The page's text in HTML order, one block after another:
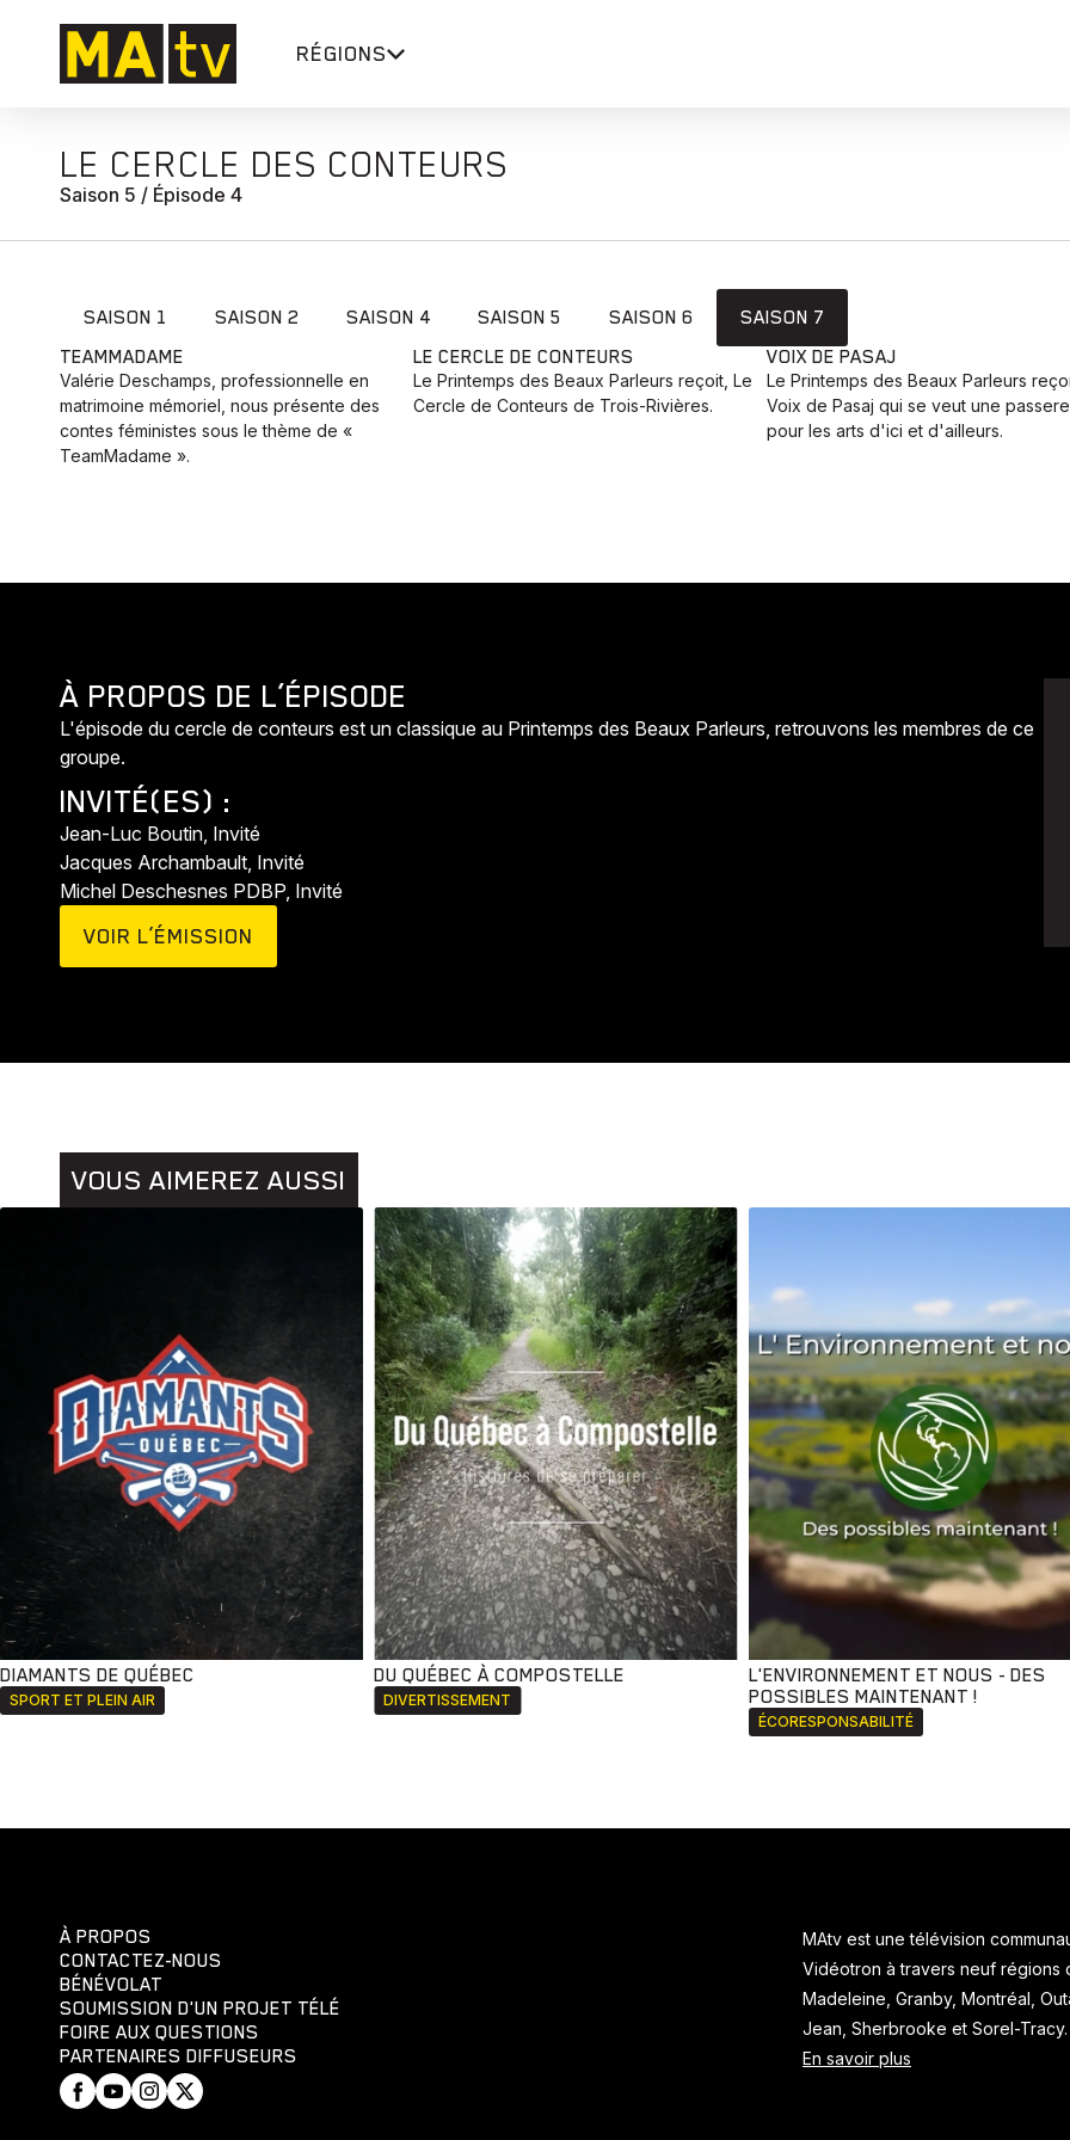
RÉGIONS
Histoires Pêche Santé Sport
LE CERCLE DES CONTEURS
Saison 5 / Épisode 4
SAISON 1 SAISON 2 SAISON 4 SAISON 5 SAISON 6
SAISON 7
TEAMMADAME
Valérie Deschamps, professionnelle en
matrimoine mémoriel, nous présente des
contes féministes sous le thème de «
TeamMadame ».
LE CERCLE DE CONTEURS
Le Printemps des Beaux Parleurs reçoit, Le
Cercle de Conteurs de Trois-Rivières.
VOIX DE PASAJ
Le Printemps des Beaux Parleurs
Voix de Pasaj qui se veut une
pour les arts d'ici et d'ailleurs.
À PROPOS DE L’ÉPISODE
L'épisode du cercle de conteurs est un classique au Printemps des Beaux Parleurs, retrouvons les membres de ce
groupe.
INVITÉ(ES) :
Jean-Luc Boutin, Invité
Jacques Archambault, Invité
Michel Deschesnes PDBP, Invité
VOIR L’ÉMISSION
VOUS AIMEREZ AUSSI
DIAMANTS DE QUÉBEC
SPORT ET PLEIN AIR
DU QUÉBEC À COMPOSTELLE
DIVERTISSEMENT
L'ENVIRONNEMENT ET NOUS - DES
POSSIBLES MAINTENANT !
ÉCORESPONSABILITÉ
À PROPOS
CONTACTEZ-NOUS
BÉNÉVOLAT
SOUMISSION D'UN PROJET TÉLÉ
FOIRE AUX QUESTIONS
PARTENAIRES DIFFUSEURS
MAtv est une télévision
Vidéotron à travers neuf régions
Madeleine, Granby, Montréal,
Jean, Sherbrooke et Sorel-
En savoir plus